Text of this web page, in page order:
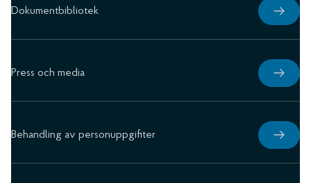
Dokumentbibliotek
Press och media
Behandling av personuppgifiter